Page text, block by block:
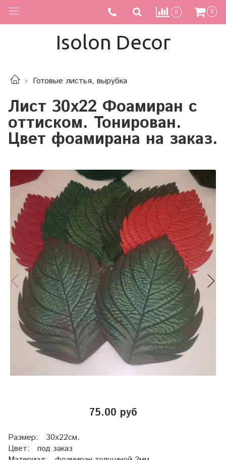
0 0
Isolon Decor
Готовые листья, вырубка
Лист 30х22 Фоамиран с
оттиском. Тонирован.
Цвет фоамирана на заказ.
75.00 руб
Размер: 30х22см.
Цвет: под заказ